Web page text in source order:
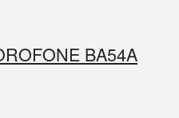
BA54A